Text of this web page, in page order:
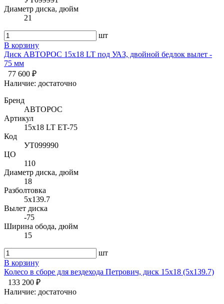
Диаметр диска, дюйм
21
шт
В корзину
Диск АВТОРОС 15х18 LT под УАЗ, двойной бедлок вылет -
75 мм
77 600 ₽
Наличие: достаточно
Бренд
АВТОРОС
Артикул
15х18 LT ET-75
Код
УТ099990
ЦО
110
Диаметр диска, дюйм
18
Разболтовка
5x139.7
Вылет диска
-75
Ширина обода, дюйм
15
шт
В корзину
Колесо в сборе для вездехода Петрович, диск 15х18 (5x139.7)
133 200 ₽
Наличие: достаточно